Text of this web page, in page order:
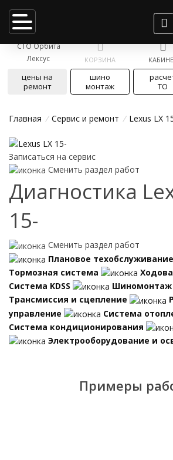
СТО Орбита
Лексус
КОРЗИНА
цены на
ремонт
шино
монтаж
ТО
Главная / Cервис и ремонт / Lexus LX
Записаться на сервис
Сменить раздел работ
Диагностика
15-
Сменить раздел работ
Плановое техобслуживание
Тормозная система
Система KDSS
Шиномонтаж
Трансмиссия и сцепление
управление
Система
Система кондиционирования
Электрооборудование и
Примеры